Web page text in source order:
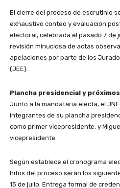
​El cierre del proceso de escrutinio
exhaustivo conteo y evaluación
electoral, celebrada el pasado 7 de
revisión minuciosa de actas
apelaciones por parte de los
(JEE).
​Plancha presidencial y
​Junto a la mandataria electa, el
integrantes de su plancha
como primer vicepresidente, y
vicepresidente.
​Según establece el cronograma
hitos del proceso serán los
​15 de julio: Entrega formal de